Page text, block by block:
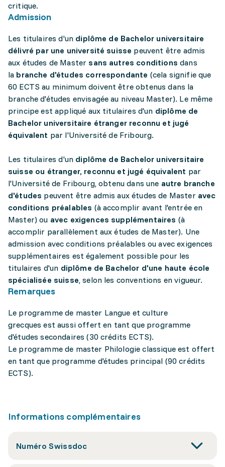
critique.
Admission
Les titulaires d'un diplôme de Bachelor universitaire
délivré par une université suisse peuvent être admis
aux études de Master sans autres conditions dans
la branche d'études correspondante (cela signifie que
60 ECTS au minimum doivent être obtenus dans la
branche d'études envisagée au niveau Master). Le même
principe est appliqué aux titulaires d'un diplôme de
Bachelor universitaire étranger reconnu et jugé
équivalent par l'Université de Fribourg.
Les titulaires d'un diplôme de Bachelor universitaire
suisse ou étranger, reconnu et jugé équivalent par
l'Université de Fribourg, obtenu dans une autre branche
d'études peuvent être admis aux études de Master avec
conditions préalables (à accomplir avant l'entrée en
Master) ou avec exigences supplémentaires (à
accomplir parallèlement aux études de Master). Une
admission avec conditions préalables ou avec exigences
supplémentaires est également possible pour les
titulaires d'un diplôme de Bachelor d'une haute école
spécialisée suisse, selon les conventions en vigueur.
Remarques
Le programme de master Langue et culture
grecques est aussi offert en tant que programme
d'études secondaires (30 crédits ECTS).
Le programme de master Philologie classique est offert
en tant que programme d'études principal (90 crédits
ECTS).
Informations complémentaires
Numéro Swissdoc